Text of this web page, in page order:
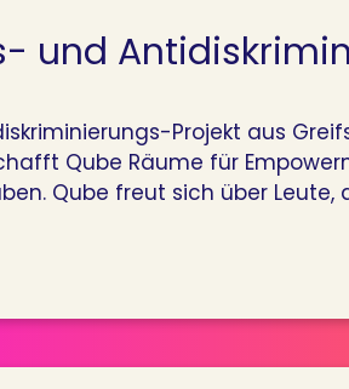
und
Projekt aus
Qube Räume für
Qube freut sich über Leute,